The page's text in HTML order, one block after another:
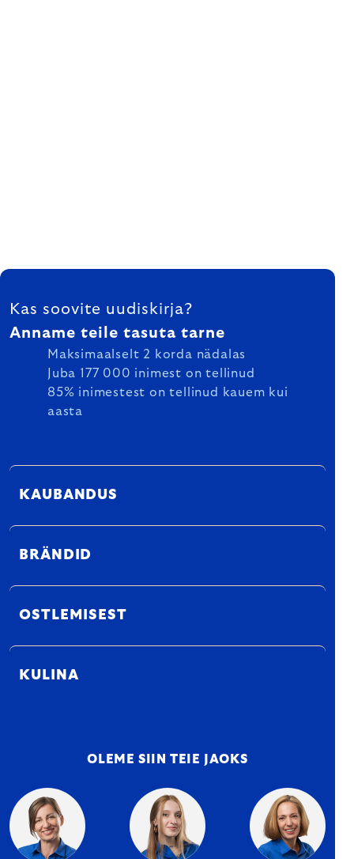
FOOTER
Kas soovite uudiskirja?
Anname teile tasuta tarne
Maksimaalselt 2 korda nädalas
Juba 177 000 inimest on tellinud
85% inimestest on tellinud kauem kui
aasta
KAUBANDUS
BRÄNDID
OSTLEMISEST
KULINA
OLEME SIIN TEIE JAOKS